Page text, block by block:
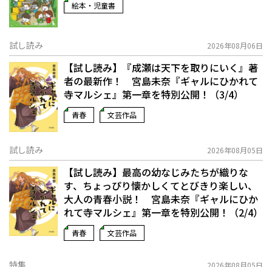
絵本・児童書
試し読み 2026年08月06日
【試し読み】『成瀬は天下を取りにいく』著
者の最新作！ 宮島未奈『ギャルにひかれて
寺マルシェ』第一章を特別公開！（3/4）
青春 文芸作品
試し読み 2026年08月05日
【試し読み】最高の幼なじみたちが織りな
す、ちょっぴり懐かしくてとびきり楽しい、
大人の青春小説！ 宮島未奈『ギャルにひか
れて寺マルシェ』第一章を特別公開！（2/4）
青春 文芸作品
特集 2026年08月05日